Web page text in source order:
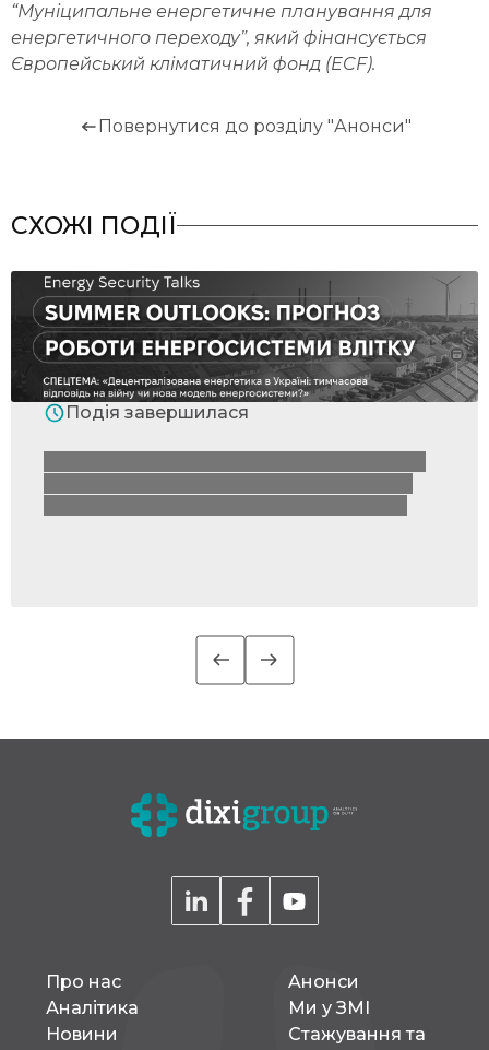
“Муніципальне енергетичне планування для
енергетичного переходу”, який фінансується
Європейський кліматичний фонд (ECF).
Повернутися до розділу "Анонси"
СХОЖІ ПОДІЇ
Подія завершилася
Про нас
Аналітика
Новини
Aнонси
Ми у ЗМІ
Стажування та